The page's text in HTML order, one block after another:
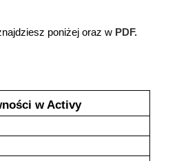
poniżej oraz w PDF.
w Activy